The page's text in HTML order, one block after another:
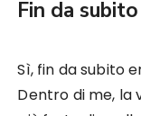
Fin da
Sì, fin da subito
Dentro di me, la